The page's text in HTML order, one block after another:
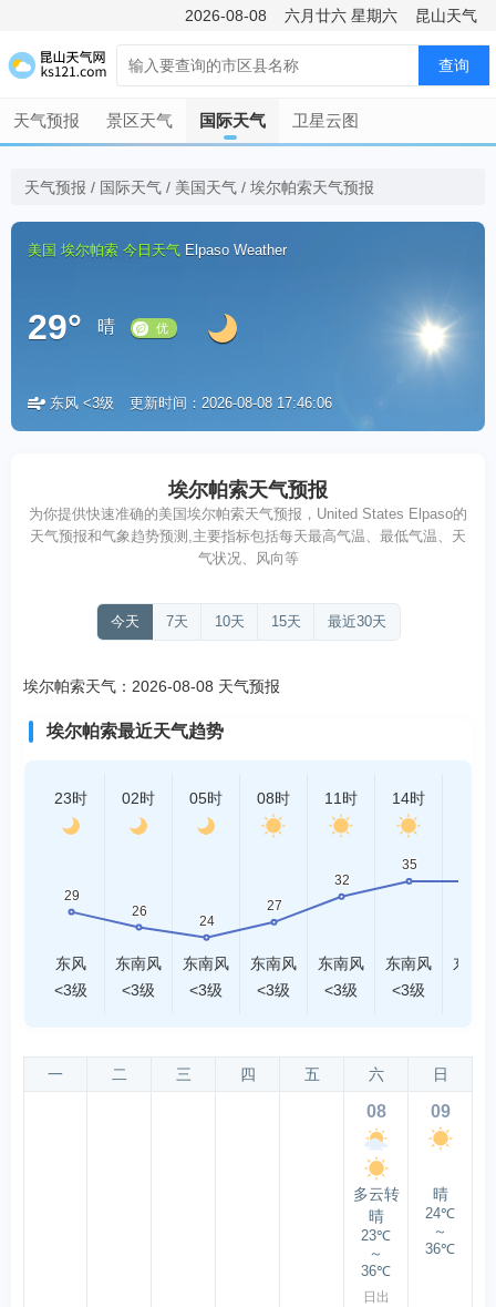
2026-08-08 六月廿六 星期六 昆山天气
查询
天气预报 景区天气 国际天气 卫星云图
天气预报 / 国际天气 / 美国天气 / 埃尔帕索天气预报
美国 埃尔帕索 今日天气 Elpaso Weather
29° 晴
优
东风 <3级 更新时间：2026-08-08 17:46:06
埃尔帕索天气预报
为你提供快速准确的美国埃尔帕索天气预报，United States Elpaso的
天气预报和气象趋势预测,主要指标包括每天最高气温、最低气温、天
气状况、风向等
今天 7天 10天 15天 最近30天
埃尔帕索天气：2026-08-08 天气预报
埃尔帕索最近天气趋势
23时
东风
<3级
02时
东南风
<3级
05时
东南风
<3级
08时
东南风
<3级
11时
东南风
<3级
14时
东南风
<3级
东南
一 二 三 四 五 六 日
08
多云转
晴
23℃
～
36℃
日出
09
晴
24℃
～
36℃